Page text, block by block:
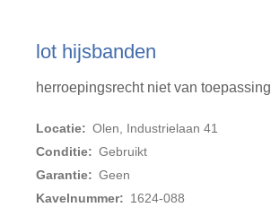
lot hijsbanden
herroepingsrecht niet van toepassing
Locatie: Olen, Industrielaan 41
Conditie: Gebruikt
Garantie: Geen
Kavelnummer: 1624-088